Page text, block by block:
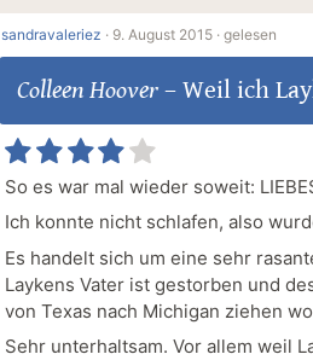
sandravaleriez · 9. August 2015 · gelesen
Colleen Hoover– Weil ich
So es war mal wieder soweit:
Ich konnte nicht schlafen, also
Es handelt sich um eine sehr
Laykens Vater ist gestorben und
von Texas nach Michigan ziehen
Sehr unterhaltsam. Vor allem weil